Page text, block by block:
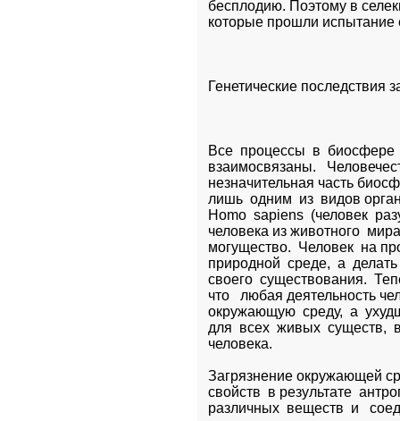
бесплодию. Поэтому в
которые прошли
Генетические последствия
Все  процессы  в
взаимосвязаны.
незначительная часть
лишь  одним  из  видов
Homo  sapiens  (человек
человека из животного
могущество.  Человек  на
природной  среде,  а
своего  существования.
что   любая деятельность
окружающую  среду,  а
для  всех  живых  существ,
человека.
Загрязнение окружающей
свойств  в результате
различных  веществ  и